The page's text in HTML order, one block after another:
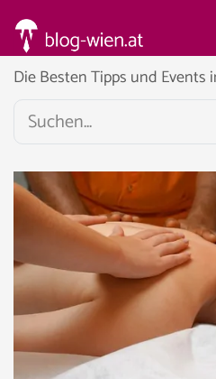
Die Besten Tipps und Events